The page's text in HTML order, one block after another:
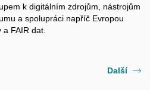
k digitálním zdrojům, nástrojům
a spolupráci napříč Evropou
FAIR dat.
Další